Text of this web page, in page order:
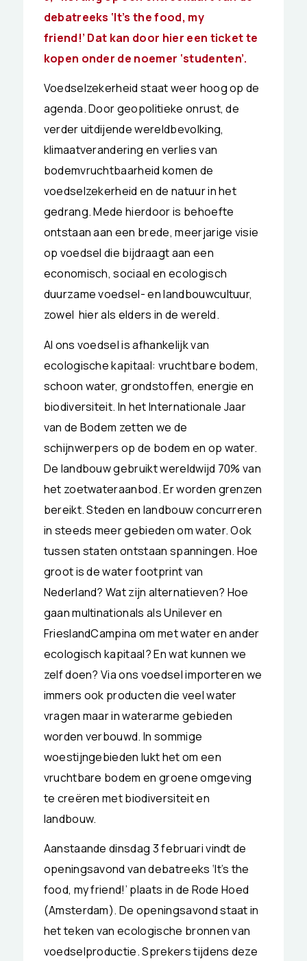
debatreeks ‘It’s the food, my
friend!’ Dat kan door hier een ticket te
kopen onder de noemer ‘studenten’.
Voedselzekerheid staat weer hoog op de
agenda. Door geopolitieke onrust, de
verder uitdijende wereldbevolking,
klimaatverandering en verlies van
bodemvruchtbaarheid komen de
voedselzekerheid en de natuur in het
gedrang. Mede hierdoor is behoefte
ontstaan aan een brede, meerjarige visie
op voedsel die bijdraagt aan een
economisch, sociaal en ecologisch
duurzame voedsel- en landbouwcultuur,
zowel hier als elders in de wereld.
Al ons voedsel is afhankelijk van
ecologische kapitaal: vruchtbare bodem,
schoon water, grondstoffen, energie en
biodiversiteit. In het Internationale Jaar
van de Bodem zetten we de
schijnwerpers op de bodem en op water.
De landbouw gebruikt wereldwijd 70% van
het zoetwateraanbod. Er worden grenzen
bereikt. Steden en landbouw concurreren
in steeds meer gebieden om water. Ook
tussen staten ontstaan spanningen. Hoe
groot is de water footprint van
Nederland? Wat zijn alternatieven? Hoe
gaan multinationals als Unilever en
FrieslandCampina om met water en ander
ecologisch kapitaal? En wat kunnen we
zelf doen? Via ons voedsel importeren we
immers ook producten die veel water
vragen maar in waterarme gebieden
worden verbouwd. In sommige
woestijngebieden lukt het om een
vruchtbare bodem en groene omgeving
te creëren met biodiversiteit en
landbouw.
Aanstaande dinsdag 3 februari vindt de
openingsavond van debatreeks ‘It’s the
food, my friend!’ plaats in de Rode Hoed
(Amsterdam). De openingsavond staat in
het teken van ecologische bronnen van
voedselproductie. Sprekers tijdens deze